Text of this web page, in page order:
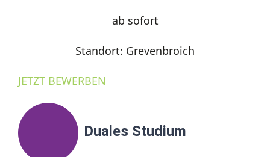
ab sofort
Standort: Grevenbroich
JETZT BEWERBEN
Duales Studium